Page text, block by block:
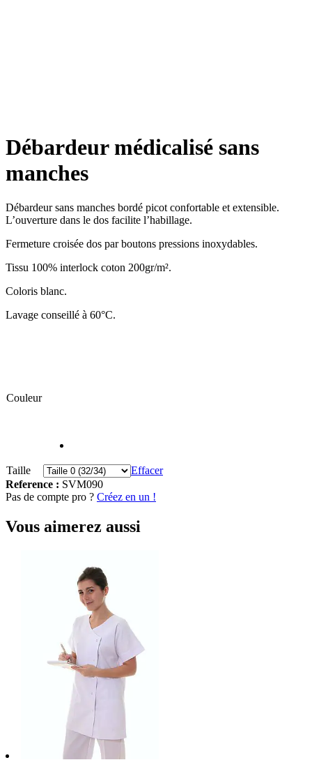
Débardeur médicalisé sans
manches
Débardeur sans manches bordé picot confortable et extensible.
L’ouverture dans le dos facilite l’habillage.
Fermeture croisée dos par boutons pressions inoxydables.
Tissu 100% interlock coton 200gr/m².
Coloris blanc.
Lavage conseillé à 60°C.
Couleur
Taille
Effacer
Reference : SVM090
Pas de compte pro ? Créez en un !
Vous aimerez aussi